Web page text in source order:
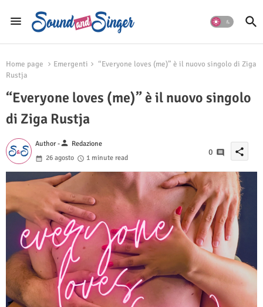
Home page Emergenti
“Everyone loves (me)” è il nuovo singolo di Ziga
Rustja
“Everyone loves (me)” è il nuovo singolo
di Ziga Rustja
Author -person Redazione
26 agosto
1 minute read
0 share